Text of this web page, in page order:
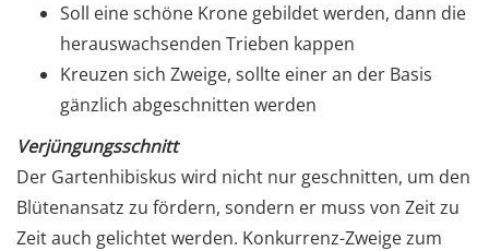
Soll eine schöne Krone gebildet werden, dann die
herauswachsenden Trieben kappen
Kreuzen sich Zweige, sollte einer an der Basis
gänzlich abgeschnitten werden
Verjüngungsschnitt
Der Gartenhibiskus wird nicht nur geschnitten, um den
Blütenansatz zu fördern, sondern er muss von Zeit zu
Zeit auch gelichtet werden. Konkurrenz-Zweige zum